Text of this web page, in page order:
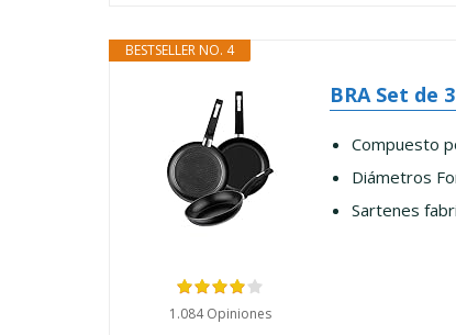
BESTSELLER NO. 4
1.084 Opiniones
BRA Set de
Compuesto
Diámetros
Sartenes